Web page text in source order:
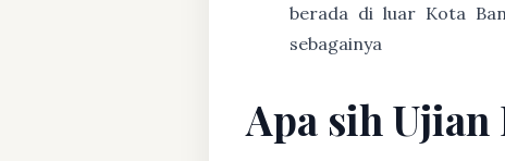
berada di luar Kota
sebagainya
Apa sih Ujian